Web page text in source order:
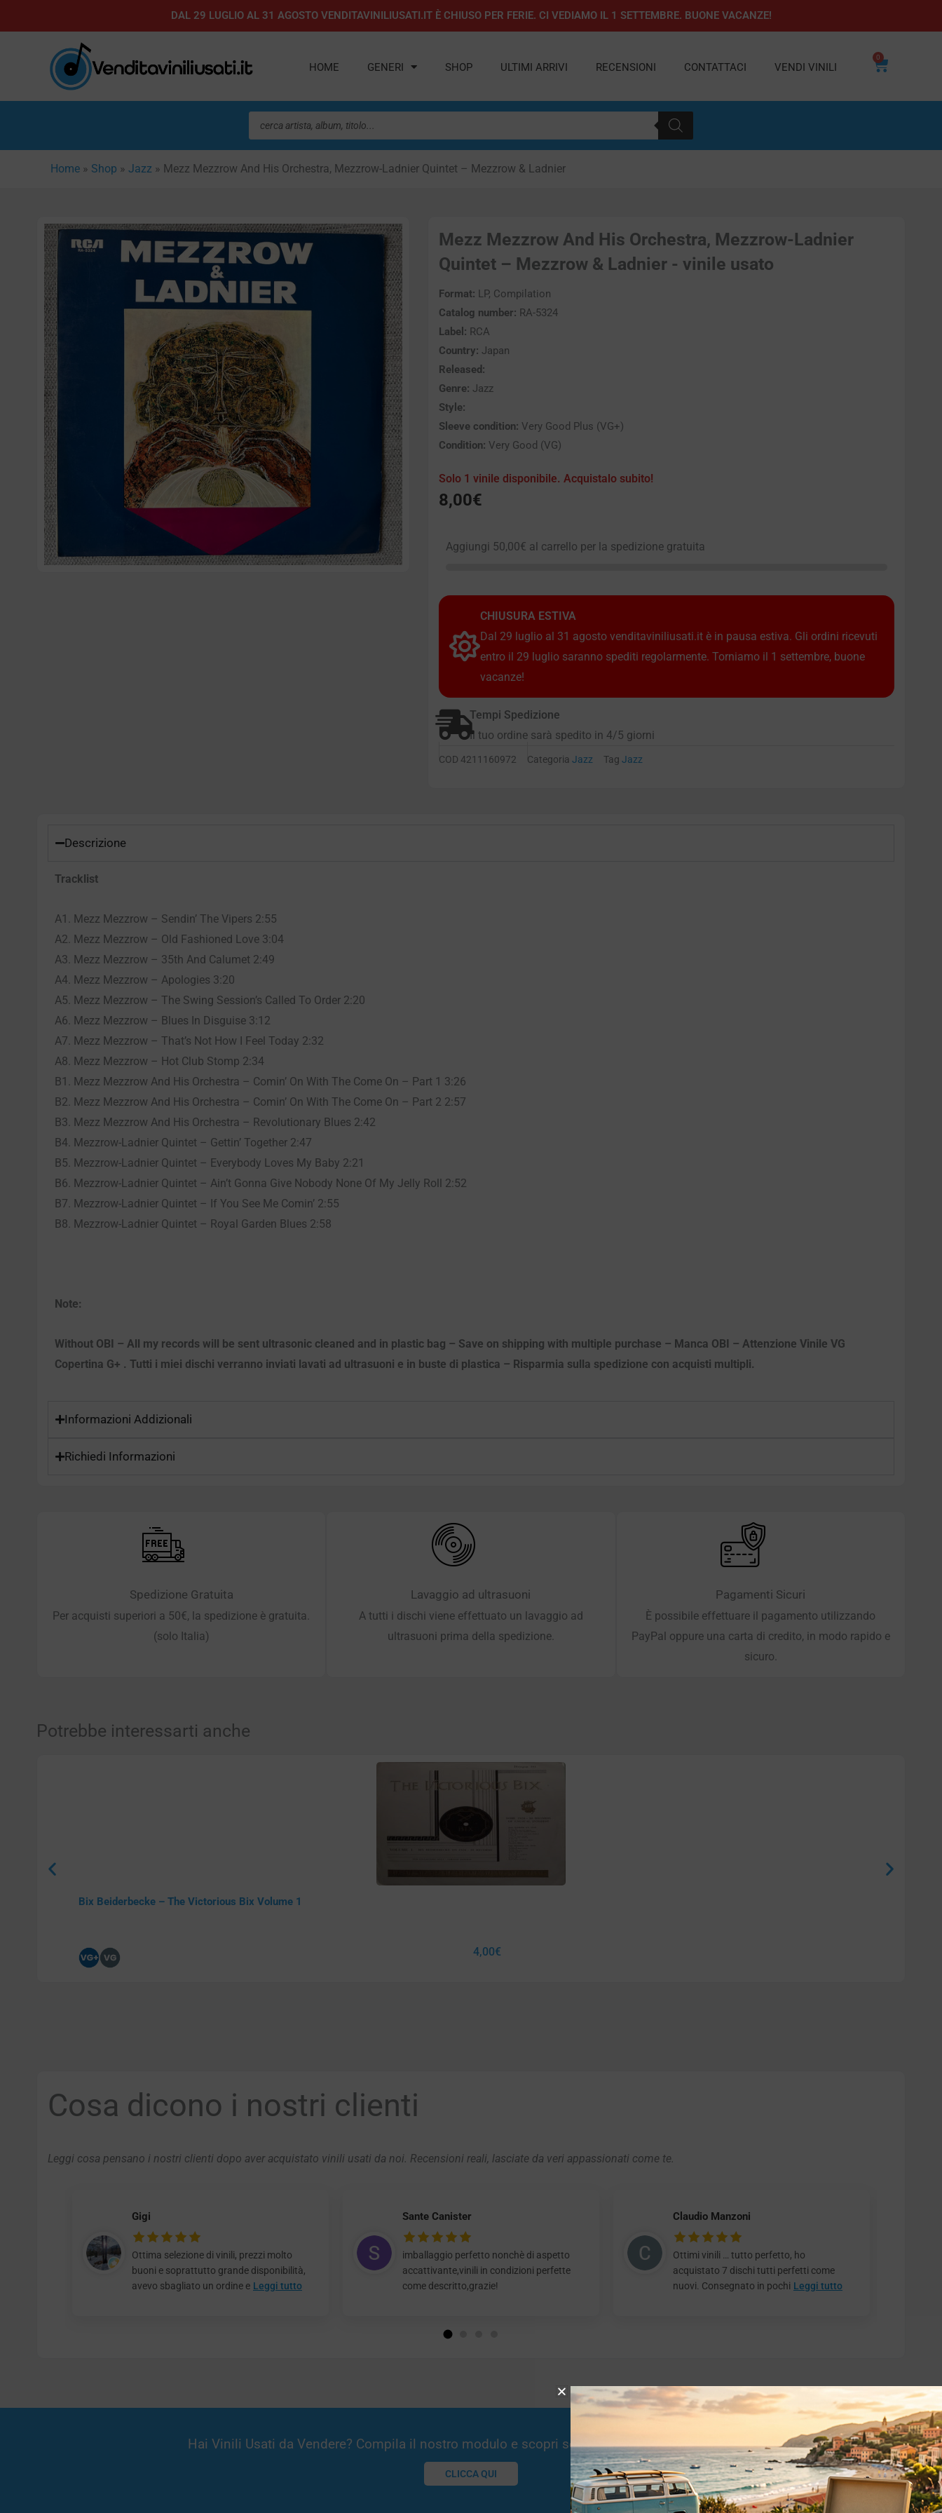
al
DAL 29 LUGLIO AL 31 AGOSTO VENDITAVINILIUSATI.IT È CHIUSO PER FERIE. CI VEDIAMO IL 1 SETTEMBRE. BUONE VACANZE!
HOME GENERI SHOP ULTIMI ARRIVI RECENSIONI CONTATTACI VENDI VINILI
0
Carrello
Ricerca
prodotti
Home » Shop » Jazz » Mezz Mezzrow And His Orchestra, Mezzrow-Ladnier Quintet – Mezzrow & Ladnier
Mezz Mezzrow And His Orchestra, Mezzrow-Ladnier
Quintet – Mezzrow & Ladnier - vinile usato
Format: LP, Compilation
Catalog number: RA-5324
Label: RCA
Country: Japan
Released:
Genre: Jazz
Style:
Sleeve condition: Very Good Plus (VG+)
Condition: Very Good (VG)
Solo 1 vinile disponibile. Acquistalo subito!
8,00€
Aggiungi 50,00€ al carrello per la spedizione gratuita
CHIUSURA ESTIVA
Dal 29 luglio al 31 agosto venditaviniliusati.it è in pausa estiva. Gli ordini ricevuti
entro il 29 luglio saranno spediti regolarmente. Torniamo il 1 settembre, buone
vacanze!
Tempi Spedizione
Il tuo ordine sarà spedito in 4/5 giorni
COD 4211160972 Categoria Jazz Tag Jazz
Descrizione
Tracklist
A1. Mezz Mezzrow – Sendin’ The Vipers 2:55
A2. Mezz Mezzrow – Old Fashioned Love 3:04
A3. Mezz Mezzrow – 35th And Calumet 2:49
A4. Mezz Mezzrow – Apologies 3:20
A5. Mezz Mezzrow – The Swing Session’s Called To Order 2:20
A6. Mezz Mezzrow – Blues In Disguise 3:12
A7. Mezz Mezzrow – That’s Not How I Feel Today 2:32
A8. Mezz Mezzrow – Hot Club Stomp 2:34
B1. Mezz Mezzrow And His Orchestra – Comin’ On With The Come On – Part 1 3:26
B2. Mezz Mezzrow And His Orchestra – Comin’ On With The Come On – Part 2 2:57
B3. Mezz Mezzrow And His Orchestra – Revolutionary Blues 2:42
B4. Mezzrow-Ladnier Quintet – Gettin’ Together 2:47
B5. Mezzrow-Ladnier Quintet – Everybody Loves My Baby 2:21
B6. Mezzrow-Ladnier Quintet – Ain’t Gonna Give Nobody None Of My Jelly Roll 2:52
B7. Mezzrow-Ladnier Quintet – If You See Me Comin’ 2:55
B8. Mezzrow-Ladnier Quintet – Royal Garden Blues 2:58
Note:
Without OBI – All my records will be sent ultrasonic cleaned and in plastic bag – Save on shipping with multiple purchase – Manca OBI – Attenzione Vinile VG
Copertina G+ . Tutti i miei dischi verranno inviati lavati ad ultrasuoni e in buste di plastica – Risparmia sulla spedizione con acquisti multipli.
Informazioni Addizionali
Richiedi Informazioni
Spedizione Gratuita
Per acquisti superiori a 50€, la spedizione è gratuita.
(solo Italia)
Lavaggio ad ultrasuoni
A tutti i dischi viene effettuato un lavaggio ad
ultrasuoni prima della spedizione.
Pagamenti Sicuri
È possibile effettuare il pagamento utilizzando
PayPal oppure una carta di credito, in modo rapido e
sicuro.
Potrebbe interessarti anche
Bix Beiderbecke – The Victorious Bix Volume 1
4,00€
Cosa dicono i nostri clienti
Leggi cosa pensano i nostri clienti dopo aver acquistato vinili usati da noi. Recensioni reali, lasciate da veri appassionati come te.
Gigi
Ottima selezione di vinili, prezzi molto
buoni e soprattutto grande disponibilità,
avevo sbagliato un ordine e Leggi tutto
Sante Canister
imballaggio perfetto nonchè di aspetto
accattivante,vinili in condizioni perfette
come descritto,grazie!
Claudio Manzoni
Ottimi vinili … tutto perfetto, ho
acquistato 7 dischi tutti perfetti come
nuovi. Consegnato in pochi Leggi tutto
Hai Vinili Usati da Vendere? Compila il nostro modulo e scopri se potremmo essere interessati!
CLICCA QUI